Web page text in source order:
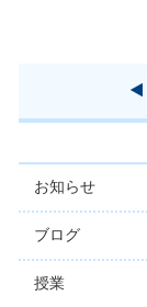
お知らせ
ブログ
授業